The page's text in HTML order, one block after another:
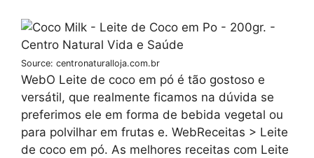
Source: centronaturalloja.com.br
WebO Leite de coco em pó é tão gostoso e
versátil, que realmente ficamos na dúvida se
preferimos ele em forma de bebida vegetal ou
para polvilhar em frutas e. WebReceitas > Leite
de coco em pó. As melhores receitas com Leite